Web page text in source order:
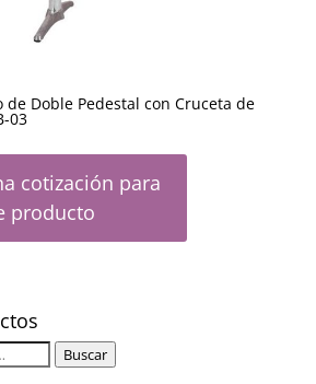
de Doble Pedestal con Cruceta de
03
cotización para
producto
Buscar